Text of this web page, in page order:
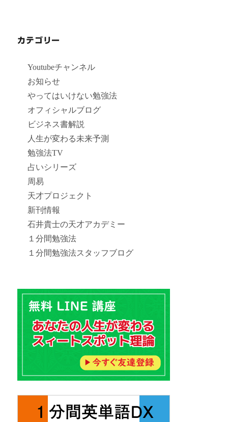
カテゴリー
Youtubeチャンネル
お知らせ
やってはいけない勉強法
オフィシャルブログ
ビジネス書解説
人生が変わる未来予測
勉強法TV
占いシリーズ
周易
天才プロジェクト
新刊情報
石井貴士の天才アカデミー
１分間勉強法
１分間勉強法スタッフブログ